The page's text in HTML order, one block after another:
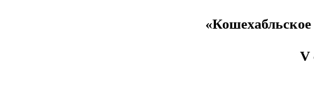
«Кошехабльское
V